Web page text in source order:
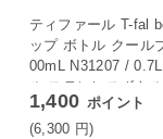
ティファール T-fal
ップ ボトル クール
00mL N31207 /
ル ステンレスボト
冷 炭酸対応 直飲み
1,400 ポイント
(6,300 円)